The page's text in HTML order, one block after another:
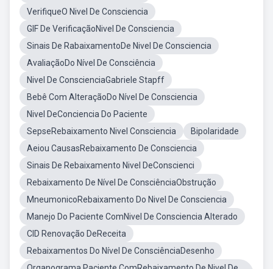
VerifiqueO Nivel De Consciencia
GIF De VerificaçãoNivel De Consciencia
Sinais De RabaixamentoDe Nivel De Consciencia
AvaliaçãoDo Nível De Consciência
Nivel De ConscienciaGabriele Stapff
Bebê Com AlteraçãoDo Nível De Consciencia
Nivel DeConciencia Do Paciente
SepseRebaixamento Nivel Consciencia
Bipolaridade
Aeiou CausasRebaixamento De Consciencia
Sinais De Rebaixamento Nivel DeConscienci
Rebaixamento De Nível De ConsciênciaObstrução
MneumonicoRebaixamento Do Nivel De Consciencia
Manejo Do Paciente ComNivel De Consciencia Alterado
CID Renovação DeReceita
Rebaixamentos Do Nível De ConsciênciaDesenho